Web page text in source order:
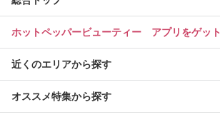
ホットペッパービューティー アプリをゲット
近くのエリアから探す
オススメ特集から探す